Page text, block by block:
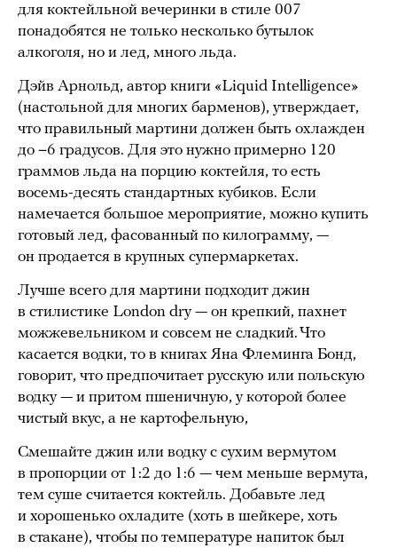
для коктейльной вечеринки в стиле 007
понадобятся не только несколько бутылок
алкоголя, но и лед, много льда.
Дэйв Арнольд, автор книги «Liquid Intelligence»
(настольной для многих барменов), утверждает,
что правильный мартини должен быть охлажден
до −6 градусов. Для это нужно примерно 120
граммов льда на порцию коктейля, то есть
восемь-десять стандартных кубиков. Если
намечается большое мероприятие, можно купить
готовый лед, фасованный по килограмму, —
он продается в крупных супермаркетах.
Лучше всего для мартини подходит джин
в стилистике London dry — он крепкий, пахнет
можжевельником и совсем не сладкий. Что
касается водки, то в книгах Яна Флеминга Бонд,
говорит, что предпочитает русскую или польскую
водку — и притом пшеничную, у которой более
чистый вкус, а не картофельную,
Смешайте джин или водку с сухим вермутом
в пропорции от 1:2 до 1:6 — чем меньше вермута,
тем суше считается коктейль. Добавьте лед
и хорошенько охладите (хоть в шейкере, хоть
в стакане), чтобы по температуре напиток был